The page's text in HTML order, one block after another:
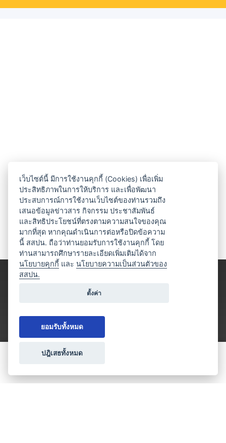
ประเภทธุรกิจไมซ์
เว็บไซต์นี้ มีการใช้งานคุกกี้ (Cookies) เพื่อเพิ่ม
ประสิทธิภาพในการให้บริการ และเพื่อพัฒนา
ประสบการณ์การใช้งานเว็บไซต์ของท่านรวมถึง
เสนอข้อมูลข่าวสาร กิจกรรม ประชาสัมพันธ์
และสิทธิประโยชน์ที่ตรงตามความสนใจของคุณ
มากที่สุด หากคุณดำเนินการต่อหรือปิดข้อความ
นี้ สสปน. ถือว่าท่านยอมรับการใช้งานคุกกี้ โดย
ท่านสามารถศึกษารายละเอียดเพิ่มเติมได้จาก
นโยบายคุกกี้ และนโยบายความเป็นส่วนตัวของ
สสปน.
ตั้งค่า
ยอมรับทั้งหมด
ปฎิเสธทั้งหมด